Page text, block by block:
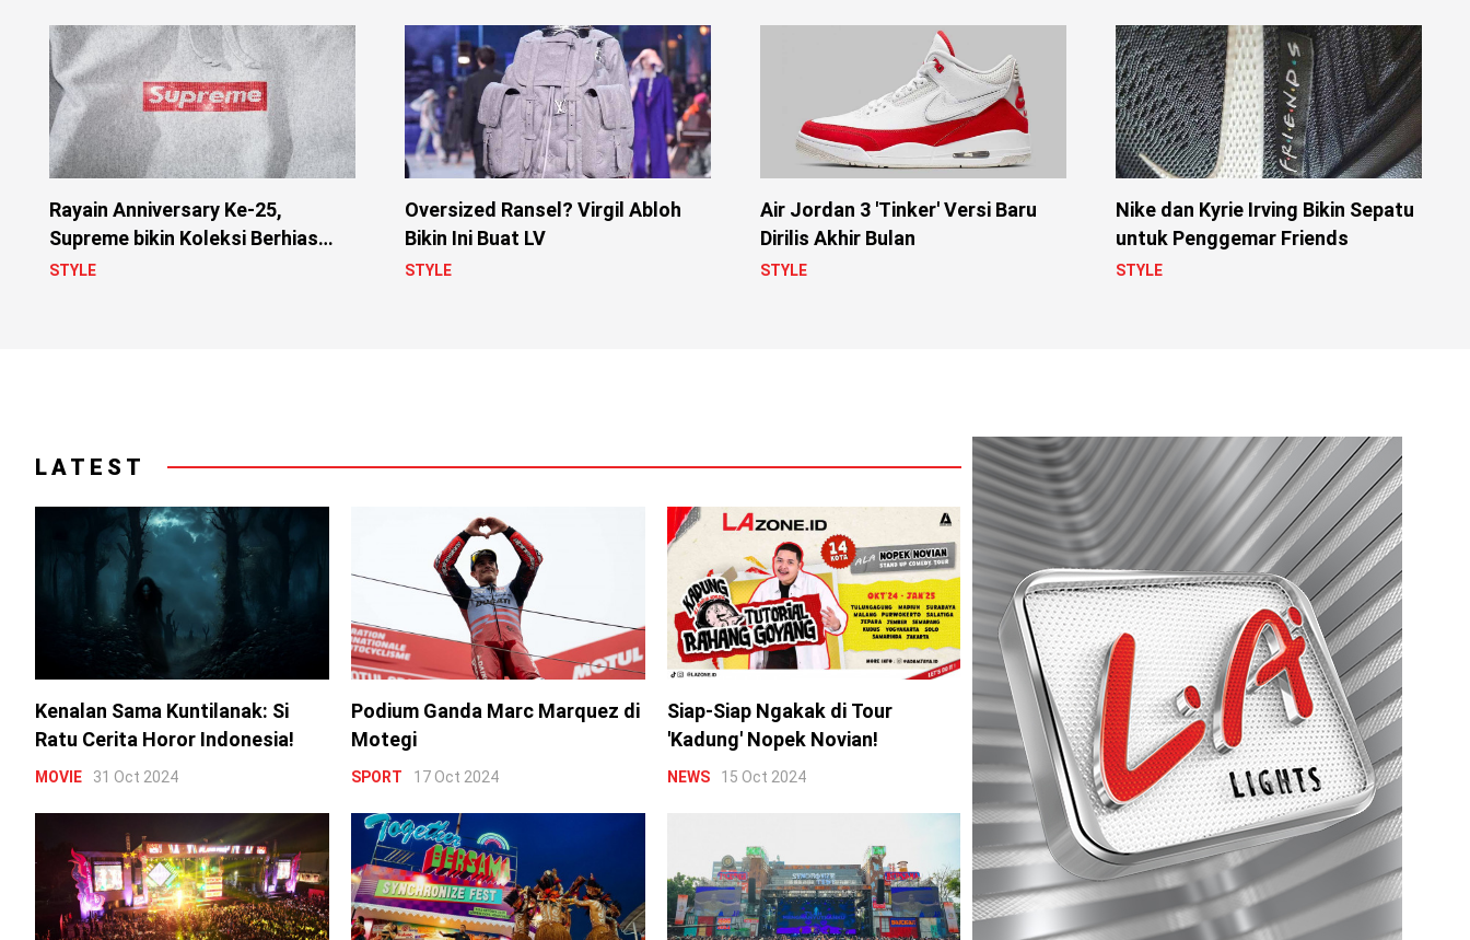
Rayain Anniversary Ke-25,
Supreme bikin Koleksi Berhias
Swarovski
STYLE
Oversized Ransel? Virgil Abloh
Bikin Ini Buat LV
STYLE
Air Jordan 3 'Tinker' Versi Baru
Dirilis Akhir Bulan
STYLE
Nike dan Kyrie Irving Bikin Sepatu
untuk Penggemar Friends
STYLE
LATEST
Kenalan Sama Kuntilanak: Si
Ratu Cerita Horor Indonesia!
MOVIE 31 Oct 2024
Podium Ganda Marc Marquez di
Motegi
SPORT 17 Oct 2024
Siap-Siap Ngakak di Tour
'Kadung' Nopek Novian!
NEWS 15 Oct 2024